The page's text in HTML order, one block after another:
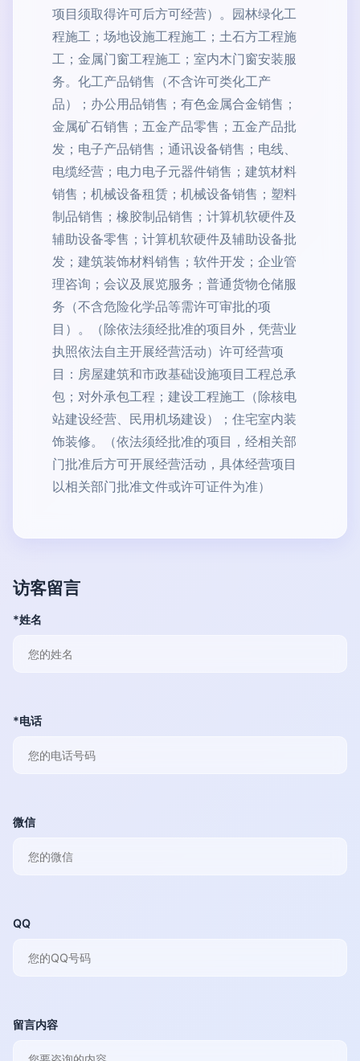
项目须取得许可后方可经营）。园林绿化工
程施工；场地设施工程施工；土石方工程施
工；金属门窗工程施工；室内木门窗安装服
务。化工产品销售（不含许可类化工产
品）；办公用品销售；有色金属合金销售；
金属矿石销售；五金产品零售；五金产品批
发；电子产品销售；通讯设备销售；电线、
电缆经营；电力电子元器件销售；建筑材料
销售；机械设备租赁；机械设备销售；塑料
制品销售；橡胶制品销售；计算机软硬件及
辅助设备零售；计算机软硬件及辅助设备批
发；建筑装饰材料销售；软件开发；企业管
理咨询；会议及展览服务；普通货物仓储服
务（不含危险化学品等需许可审批的项
目）。（除依法须经批准的项目外，凭营业
执照依法自主开展经营活动）许可经营项
目：房屋建筑和市政基础设施项目工程总承
包；对外承包工程；建设工程施工（除核电
站建设经营、民用机场建设）；住宅室内装
饰装修。（依法须经批准的项目，经相关部
门批准后方可开展经营活动，具体经营项目
以相关部门批准文件或许可证件为准）
访客留言
*姓名
*电话
微信
QQ
留言内容